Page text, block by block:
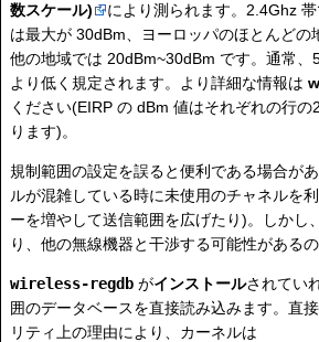
数スケール)
により測られます。2.4Ghz
は最大が 30dBm、ヨーロッパのほとんどの
他の地域では 20dBm~30dBm です。通常、
より低く規定されます。より詳細な情報は
ください(EIRP の dBm 値はそれぞれの行
ります)。
規制範囲の設定を誤ると便利である場合が
ルが混雑している時に未使用のチャネルを
ーを増やして送信範囲を広げたり)。しかし
り、他の無線機器と干渉する可能性があるの
wireless-regdb がインストールされてい
囲のデータベースを直接読み込みます。直
リティ上の理由により、カーネルは